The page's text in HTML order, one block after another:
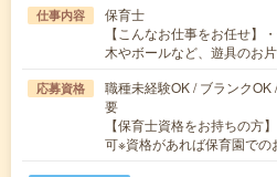
仕事内容
保育士
【こんなお仕事をお任せ】
木やボールなど、遊具のお
応募資格
職種未経験OK / ブランク
要
【保育士資格をお持ちの方
可※資格があれば保育園で